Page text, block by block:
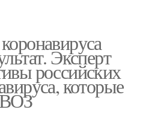
Эксперт
российских
которые